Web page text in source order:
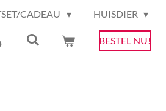
CADEAU HUISDIER
BESTEL NU!